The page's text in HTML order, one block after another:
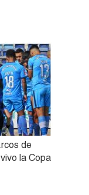
de
la Copa